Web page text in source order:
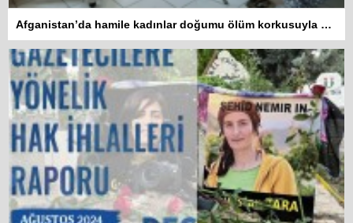
Afganistan’da hamile kadınlar doğumu ölüm korkusuyla bekliyor